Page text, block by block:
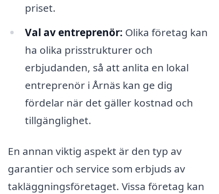
priset.
Val av entreprenör: Olika företag kan
ha olika prisstrukturer och
erbjudanden, så att anlita en lokal
entreprenör i Årnäs kan ge dig
fördelar när det gäller kostnad och
tillgänglighet.
En annan viktig aspekt är den typ av
garantier och service som erbjuds av
takläggningsföretaget. Vissa företag kan